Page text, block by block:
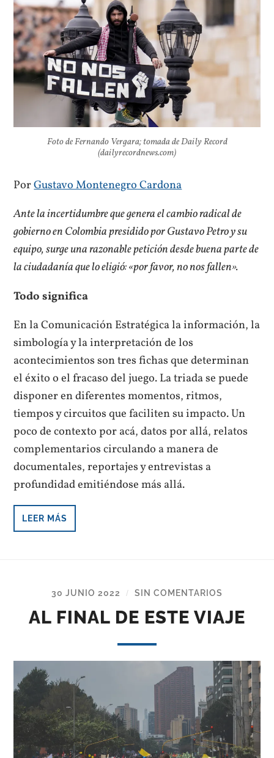
Foto de Fernando Vergara; tomada de Daily Record
(dailyrecordnews.com)
PorGustavo Montenegro Cardona
Ante la incertidumbre que genera el cambio radical de
gobierno en Colombia presidido por Gustavo Petro y su
equipo, surge una razonable petición desde buena parte de
la ciudadanía que lo eligió: «por favor, no nos fallen».
Todo significa
En la Comunicación Estratégica la información, la
simbología y la interpretación de los
acontecimientos son tres fichas que determinan
el éxito o el fracaso del juego. La triada se puede
disponer en diferentes momentos, ritmos,
tiempos y circuitos que faciliten su impacto. Un
poco de contexto por acá, datos por allá, relatos
complementarios circulando a manera de
documentales, reportajes y entrevistas a
profundidad emitiéndose más allá.
LEER MÁS
30 JUNIO 2022 / SIN COMENTARIOS
AL FINAL DE ESTE VIAJE